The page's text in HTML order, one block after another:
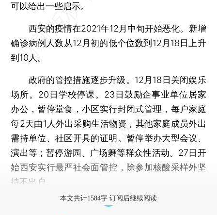
可以给出一些启示。
西安的疫情在2021年12月中旬开始恶化。新增
确诊病例人数从12月初的低个位数到12月18日上升
到10人。
政府的管控措施逐步升级。12月18日关闭娱乐
场所。20日学校停课。23日鼓励企事业单位居家
办公，暂停堂食，小区实行封闭式管理，每户家庭
每2天由1人外出采购生活物资，其他家庭成员外出
需持单位、社区开具的证明。暂停举办大型会议、
演出等；暂停游园、广场舞等群众性活动。27日开
始西安实行最严社会面管控，除参加核酸采样外坚
持不出户。
本文共计1584字 订阅后继续阅读